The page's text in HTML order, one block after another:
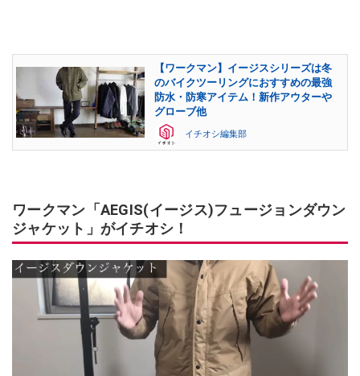
【ワークマン】イージスシリーズは冬
のバイクツーリングにおすすめの最強
防水・防寒アイテム！新作アウターや
グローブ他
イチオシ編集部
ワークマン「AEGIS(イージス)フュージョンダウン
ジャケット」がイチオシ！